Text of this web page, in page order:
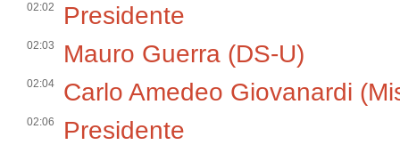
02:02 Presidente
02:03 Mauro Guerra (DS-U)
02:04 Carlo Amedeo Giovanardi
02:06 Presidente